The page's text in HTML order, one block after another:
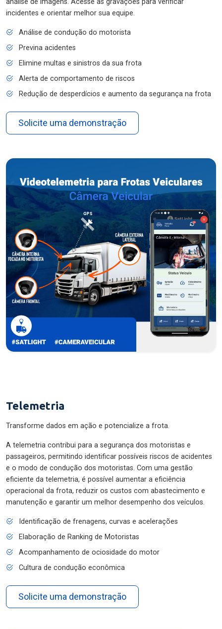
análise de imagens. Acesse as gravações para verificar
incidentes e orientar melhor sua equipe.
Análise de condução do motorista
Previna acidentes
Elimine multas e sinistros da sua frota
Alerta de comportamento de riscos
Redução de desperdícios e aumento da segurança na frota
Solicite uma demonstração
Telemetria
Transforme dados em ação e potencialize a frota.
A telemetria contribui para a segurança dos motoristas e
passageiros, permitindo identificar possíveis riscos de acidentes
e o modo de condução dos motoristas. Com uma gestão
eficiente da telemetria, é possível aumentar a eficiência
operacional da frota, reduzir os custos com abastecimento e
manutenção e garantir um melhor desempenho dos veículos.
Identificação de frenagens, curvas e acelerações
Elaboração de Ranking de Motoristas
Acompanhamento de ociosidade do motor
Cultura de condução econômica
Solicite uma demonstração